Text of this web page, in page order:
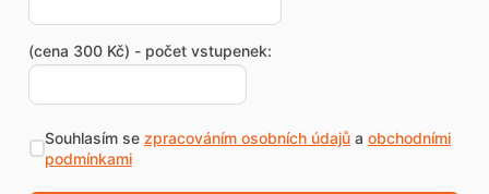
(cena 300 Kč) - počet vstupenek:
Souhlasím se zpracováním osobních údajůa obchodními
podmínkami